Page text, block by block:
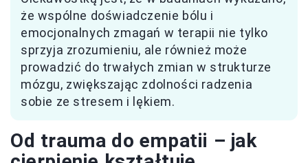
że wspólne doświadczenie bólu i
emocjonalnych zmagań w terapii nie tylko
sprzyja zrozumieniu, ale również może
prowadzić do trwałych zmian w strukturze
mózgu, zwiększając zdolności radzenia
sobie ze stresem i lękiem.
Od trauma do empatii – jak